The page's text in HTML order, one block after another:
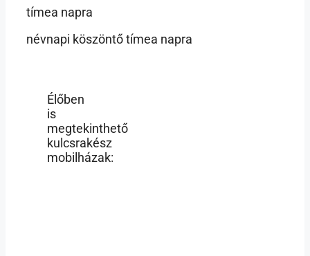
tímea napra
névnapi köszöntő tímea napra
Élőben
is
megtekinthető
kulcsrakész
mobilházak: